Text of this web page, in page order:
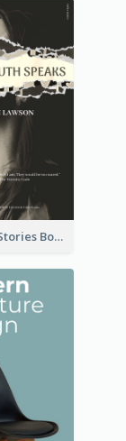
Detective Stories Book Cover